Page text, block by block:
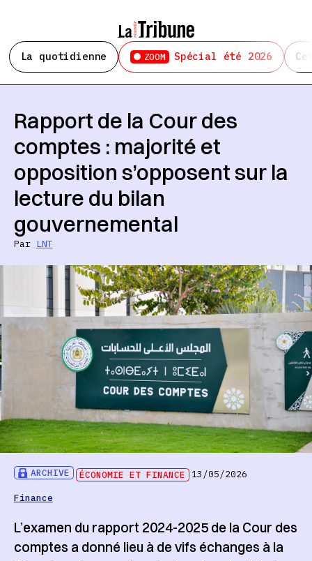
La quotidienne ZOOM Spécial été 2026
ARCHIVE ÉCONOMIE ET FINANCE
13/05/2026
Finance
Rapport de la Cour des
comptes : majorité et
opposition s’opposent sur la
lecture du bilan
gouvernemental
Par LNT
L’examen du rapport 2024-2025 de la Cour des
comptes a donné lieu à de vifs échanges à la